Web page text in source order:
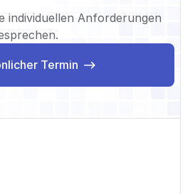
individuellen Anforderungen
Termin